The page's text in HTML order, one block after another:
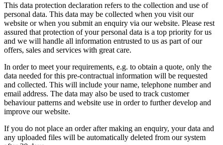
This data protection declaration refers to the collection and use of
personal data. This data may be collected when you visit our
website or when you submit an enquiry via our website. Please rest
assured that protection of your personal data is a top priority for us
and we will handle all information entrusted to us as part of our
offers, sales and services with great care.
In order to meet your requirements, e.g. to obtain a quote, only the
data needed for this pre-contractual information will be requested
and collected. This will include your name, telephone number and
email address. The data may also be used to track customer
behaviour patterns and website use in order to further develop and
improve our website.
If you do not place an order after making an enquiry, your data and
any uploaded files will be automatically deleted from our system